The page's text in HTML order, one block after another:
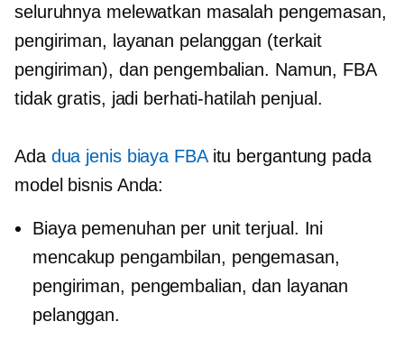
seluruhnya melewatkan masalah pengemasan,
pengiriman, layanan pelanggan (terkait
pengiriman), dan pengembalian. Namun, FBA
tidak gratis, jadi berhati-hatilah penjual.
Ada dua jenis biaya FBAitu bergantung pada
model bisnis Anda:
Biaya pemenuhan per unit terjual. Ini
mencakup pengambilan, pengemasan,
pengiriman, pengembalian, dan layanan
pelanggan.